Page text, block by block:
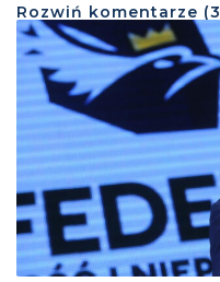
Rozwiń komentarze (3